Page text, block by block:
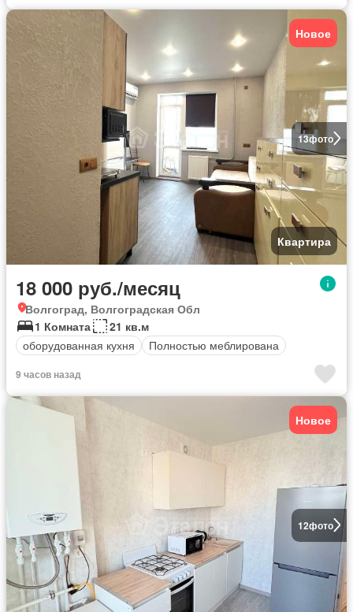
13фото
Новое
Квартира
18 000 руб./месяц
Волгоград, Волгоградская Обл
1 Комната
21 кв.м
оборудованная кухня
Полностью меблирована
9 часов назад
12фото
Новое